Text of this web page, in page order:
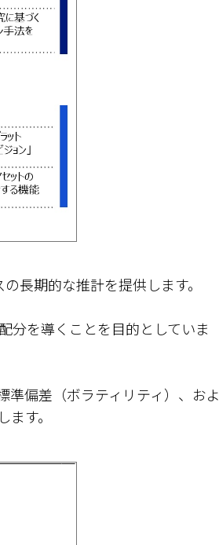
長期的な推計を提供します。
分を導くことを目的としていま
偏差（ボラティリティ）、およ
す。